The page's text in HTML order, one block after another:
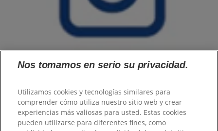
Familia
Mujer
Hombre
Nos tomamos en serio su privacidad.
Utilizamos cookies y tecnologías similares para
comprender cómo utiliza nuestro sitio web y crear
experiencias más valiosas para usted. Estas cookies
pueden utilizarse para diferentes fines, como